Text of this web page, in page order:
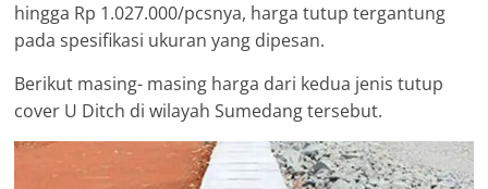
hingga Rp 1.027.000/pcsnya, harga tutup tergantung
pada spesifikasi ukuran yang dipesan.
Berikut masing- masing harga dari kedua jenis tutup
cover U Ditch di wilayah Sumedang tersebut.